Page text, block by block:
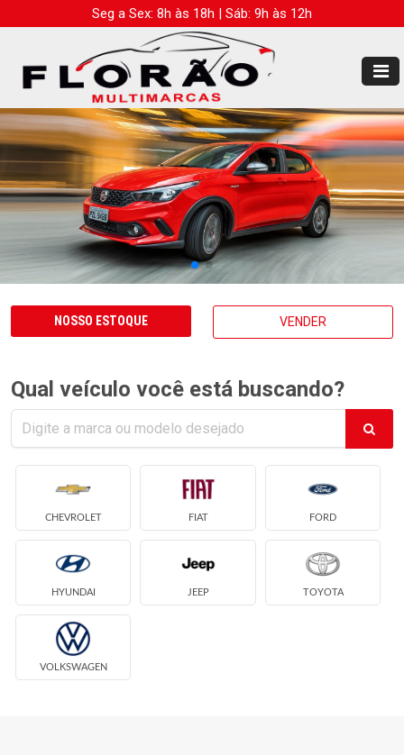
Seg a Sex: 8h às 18h | Sáb: 9h às 12h
NOSSO ESTOQUE VENDER
Qual veículo você está buscando?
CHEVROLET FIAT FORD
HYUNDAI JEEP TOYOTA
VOLKSWAGEN